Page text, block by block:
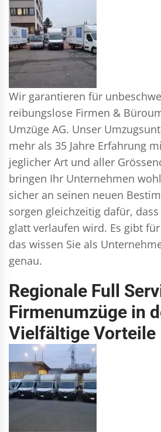
Wir garantieren für
reibungslose Firmen &
Umzüge AG. Unser
mehr als 35 Jahre Erfahrung
jeglicher Art und aller
bringen Ihr Unternehmen
sicher an seinen neuen
sorgen gleichzeitig dafür,
glatt verlaufen wird. Es gibt
das wissen Sie als
genau.
Regionale Full
Firmenumzüge in
Vielfältige Vorteile